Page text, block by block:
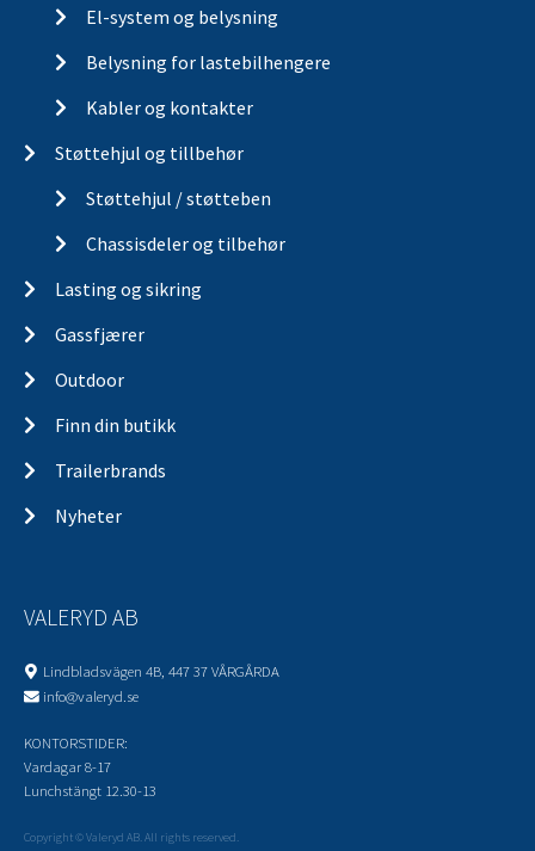
El-system og belysning
Belysning for lastebilhengere
Kabler og kontakter
Støttehjul og tillbehør
Støttehjul / støtteben
Chassisdeler og tilbehør
Lasting og sikring
Gassfjærer
Outdoor
Finn din butikk
Trailerbrands
Nyheter
VALERYD AB
Lindbladsvägen 4B, 447 37 VÅRGÅRDA
info@valeryd.se
KONTORSTIDER:
Vardagar 8-17
Lunchstängt 12.30-13
Copyright © Valeryd AB. All rights reserved.